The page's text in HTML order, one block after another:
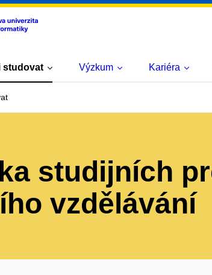
studovat Výzkum Kariéra
studijních
vzdělávání